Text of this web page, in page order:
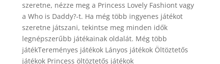
szeretne, nézze meg a Princess Lovely Fashiont vagy
a Who is Daddy?-t. Ha még több ingyenes játékot
szeretne játszani, tekintse meg minden idők
legnépszerűbb játékainak oldalát. Még több
játékTereményes játékok Lányos játékok Öltöztetős
játékok Princess öltöztetős játékok